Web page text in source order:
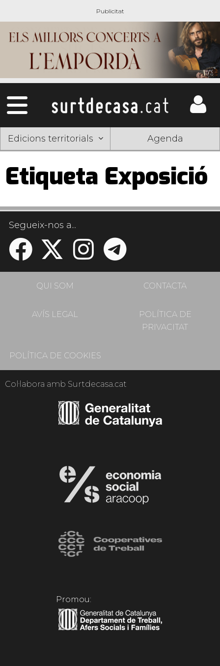
Edicions territorials Agenda
Etiqueta Exposició
Segueix-nos a...
QUI SOM CONTACTA
AVÍS LEGAL
POLÍTICA DE
PRIVACITAT
POLÍTICA DE COOKIES
Col·labora amb Surtdecasa.cat
Promou: